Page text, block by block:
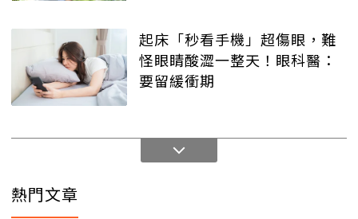
起床「秒看手機」超傷眼，難
怪眼睛酸澀一整天！眼科醫：
要留緩衝期
熱門文章